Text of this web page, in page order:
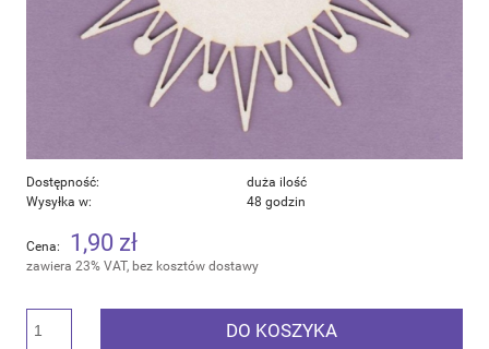
Dostępność:
duża ilość
Wysyłka w:
48 godzin
Cena: 1,90 zł
zawiera 23% VAT, bez kosztów dostawy
DO KOSZYKA